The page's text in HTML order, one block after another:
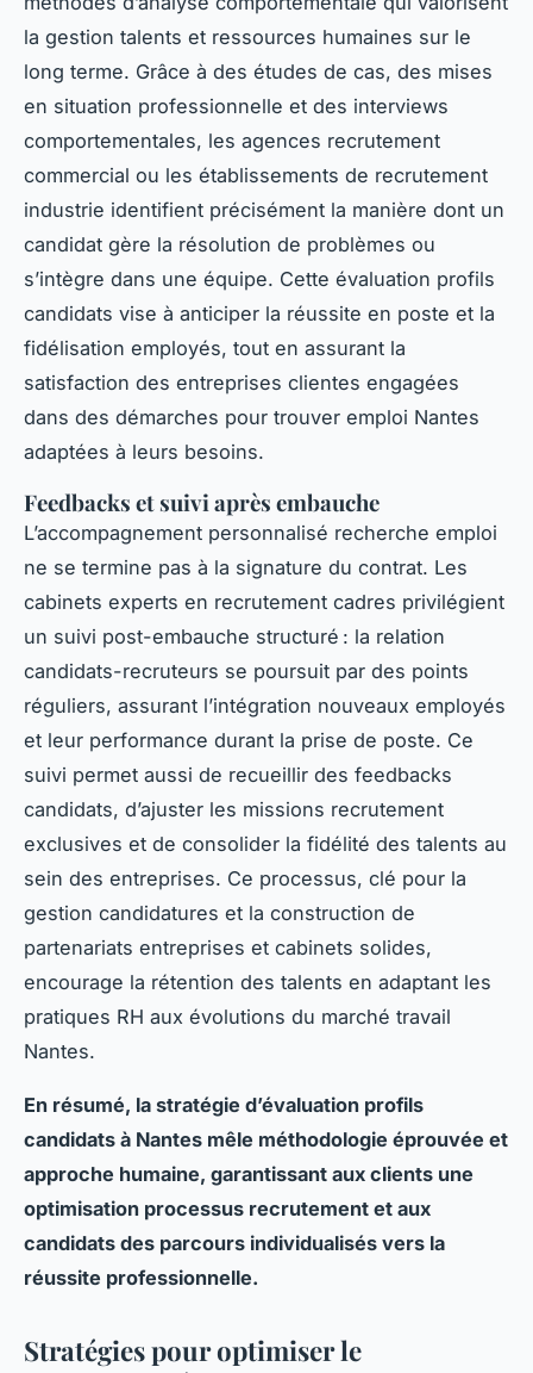
la gestion talents et ressources humaines sur le
long terme. Grâce à des études de cas, des mises
en situation professionnelle et des interviews
comportementales, les agences recrutement
commercial ou les établissements de recrutement
industrie identifient précisément la manière dont un
candidat gère la résolution de problèmes ou
s’intègre dans une équipe. Cette évaluation profils
candidats vise à anticiper la réussite en poste et la
fidélisation employés, tout en assurant la
satisfaction des entreprises clientes engagées
dans des démarches pour trouver emploi Nantes
adaptées à leurs besoins.
Feedbacks et suivi après embauche
L’accompagnement personnalisé recherche emploi
ne se termine pas à la signature du contrat. Les
cabinets experts en recrutement cadres privilégient
un suivi post-embauche structuré : la relation
candidats-recruteurs se poursuit par des points
réguliers, assurant l’intégration nouveaux employés
et leur performance durant la prise de poste. Ce
suivi permet aussi de recueillir des feedbacks
candidats, d’ajuster les missions recrutement
exclusives et de consolider la fidélité des talents au
sein des entreprises. Ce processus, clé pour la
gestion candidatures et la construction de
partenariats entreprises et cabinets solides,
encourage la rétention des talents en adaptant les
pratiques RH aux évolutions du marché travail
Nantes.
En résumé, la stratégie d’évaluation profils
candidats à Nantes mêle méthodologie éprouvée et
approche humaine, garantissant aux clients une
optimisation processus recrutement et aux
candidats des parcours individualisés vers la
réussite professionnelle.
Stratégies pour optimiser le